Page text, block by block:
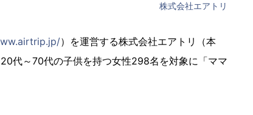
株式会社エアトリ
）を運営する株式会社エアトリ（本
代～70代の子供を持つ女性298名を対象に「ママ